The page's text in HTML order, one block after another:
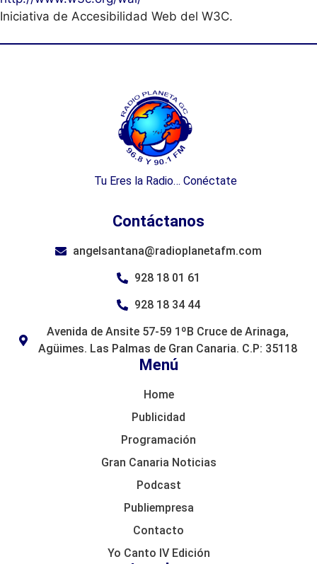
Iniciativa de Accesibilidad Web del W3C.
Tu Eres la Radio… Conéctate
Menú
Home
Publicidad
Programación
Gran Canaria Noticias
Podcast
Publiempresa
Contacto
Yo Canto IV Edición
Contáctanos
angelsantana@radioplanetafm.com
928 18 01 61
928 18 34 44
Avenida de Ansite 57-59 1ºB Cruce de Arinaga,
Agüimes. Las Palmas de Gran Canaria. C.P: 35118